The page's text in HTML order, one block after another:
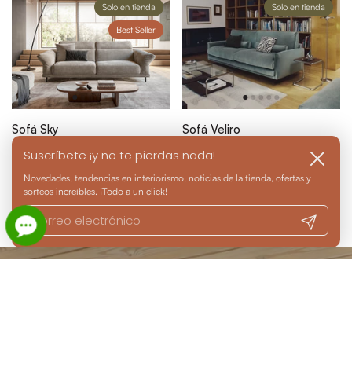
Sofá Sky
Desde 2.680,00 €
Solo en tienda
Best Seller
Sofá Veliro
Solo en tienda
Anterior
Siguiente
Suscríbete ¡y no te pierdas nada!
Novedades, tendencias en interiorismo, noticias de la tienda, ofertas y
sorteos increíbles. ¡Todo a un click!
Registrarme
Cerrar